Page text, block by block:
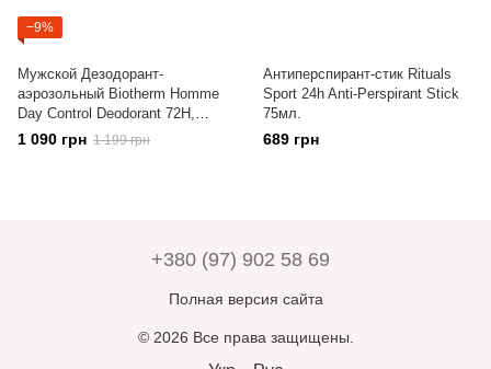
−9%
Мужской Дезодорант-
аэрозольный Biotherm Homme
Day Control Deodorant 72H,
150мл.
1 090 грн 1 199 грн
Антиперспирант-стик Rituals
Sport 24h Anti-Perspirant Stick
75мл.
689 грн
+380 (97) 902 58 69
Полная версия сайта
© 2026 Все права защищены.